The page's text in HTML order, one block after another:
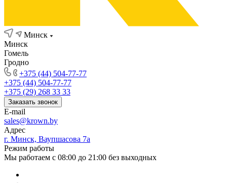
Минск
Минск
Гомель
Гродно
+375 (44) 504-77-77
+375 (44) 504-77-77
+375 (29) 268 33 33
Заказать звонок
E-mail
sales@krown.by
Адрес
г. Минск, Ваупшасова 7а
Режим работы
Мы работаем с 08:00 до 21:00 без выходных